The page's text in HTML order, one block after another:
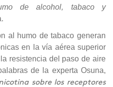
de alcohol, tabaco y
al humo de tabaco generan
en la vía aérea superior
resistencia del paso de aire
de la experta Osuna,
sobre los receptores